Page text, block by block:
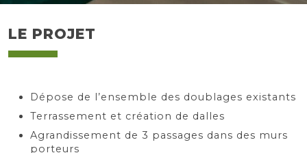
LE PROJET
Dépose de l’ensemble des doublages existants
Terrassement et création de dalles
Agrandissement de 3 passages dans des murs
porteurs